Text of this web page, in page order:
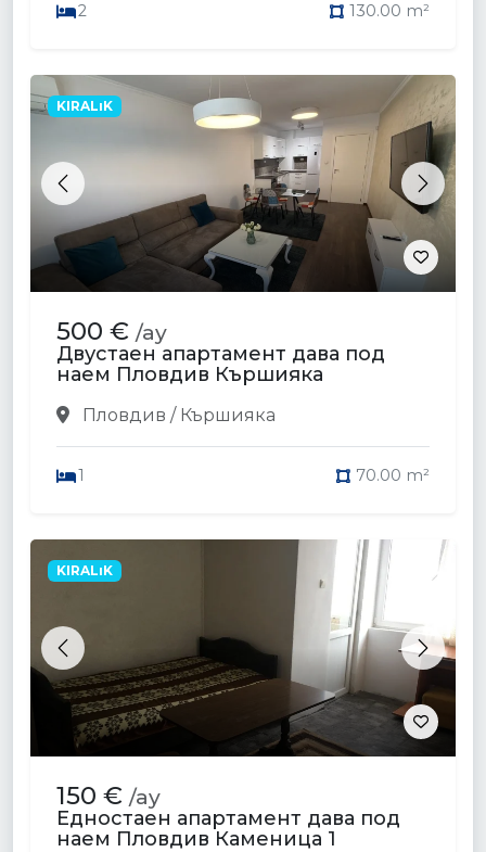
2 130.00 m²
Previous Next
KIRALıK
500 € /ay
Двустаен апартамент дава под
наем Пловдив Кършияка
Пловдив / Кършияка
1 70.00 m²
Previous Next
KIRALıK
150 € /ay
Едностаен апартамент дава под
наем Пловдив Каменица 1